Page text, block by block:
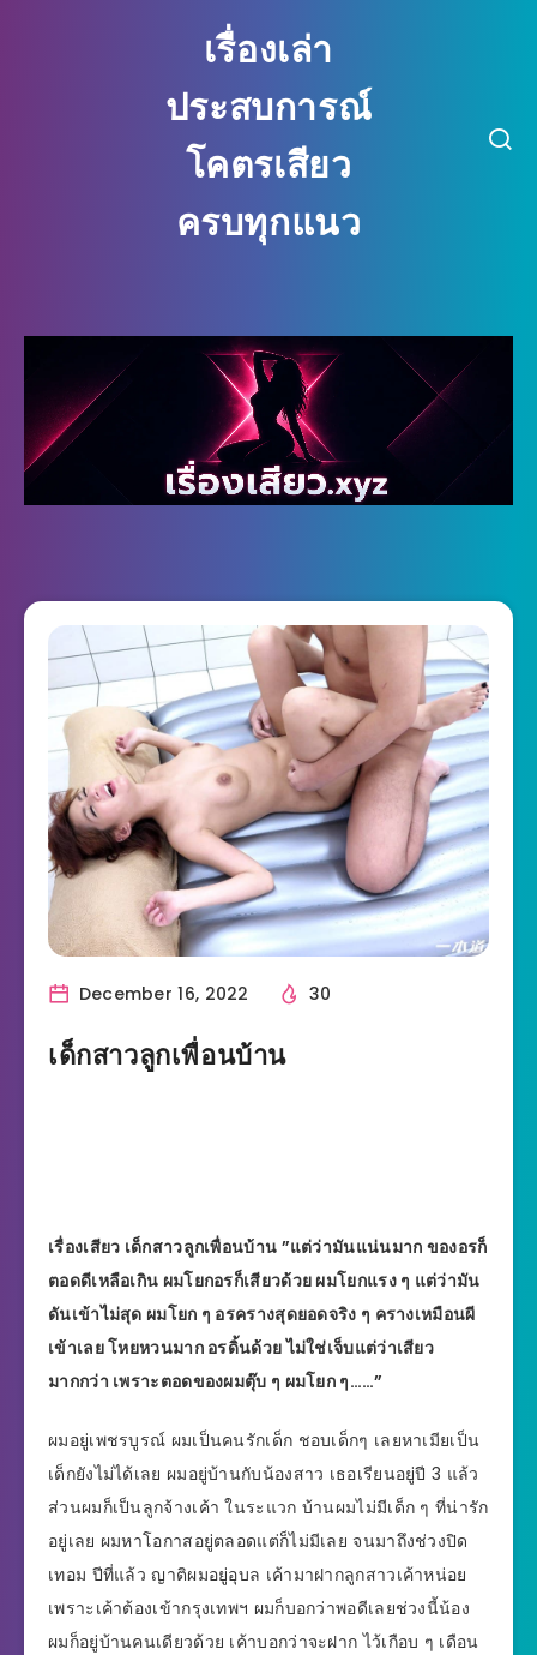
เรื่องเล่า
ประสบการณ์
โคตรเสียว
ครบทุกแนว
December 16, 2022 30
เด็กสาวลูกเพื่อนบ้าน
เรื่องเสียว เด็กสาวลูกเพื่อนบ้าน ”แต่ว่ามันแน่นมาก ของอรก็
ตอดดีเหลือเกิน ผมโยกอรก็เสียวด้วย ผมโยกแรง ๆ แต่ว่ามัน
ดันเข้าไม่สุด ผมโยก ๆ อรครางสุดยอดจริง ๆ ครางเหมือนผี
เข้าเลย โหยหวนมาก อรดิ้นด้วย ไม่ใช่เจ็บแต่ว่าเสียว
มากกว่า เพราะตอดของผมตุ๊บ ๆ ผมโยก ๆ……”
ผมอยู่เพชรบูรณ์ ผมเป็นคนรักเด็ก ชอบเด็กๆ เลยหาเมียเป็น
เด็กยังไม่ได้เลย ผมอยู่บ้านกับน้องสาว เธอเรียนอยู่ปี 3 แล้ว
ส่วนผมก็เป็นลูกจ้างเค้า ในระแวก บ้านผมไม่มีเด็ก ๆ ที่น่ารัก
อยู่เลย ผมหาโอกาสอยู่ตลอดแต่ก็ไม่มีเลย จนมาถึงช่วงปิด
เทอม ปีที่แล้ว ญาติผมอยู่อุบล เค้ามาฝากลูกสาวเค้าหน่อย
เพราะเค้าต้องเข้ากรุงเทพฯ ผมก็บอกว่าพอดีเลยช่วงนี้น้อง
ผมก็อยู่บ้านคนเดียวด้วย เค้าบอกว่าจะฝาก ไว้เกือบ ๆ เดือน